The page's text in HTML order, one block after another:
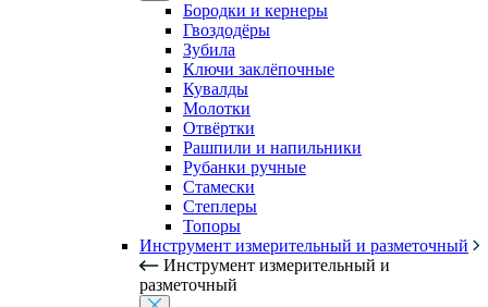
Бородки и кернеры
Гвоздодёры
Зубила
Ключи заклёпочные
Кувалды
Молотки
Отвёртки
Рашпили и напильники
Рубанки ручные
Стамески
Степлеры
Топоры
Инструмент измерительный и разметочный
Инструмент измерительный и
разметочный